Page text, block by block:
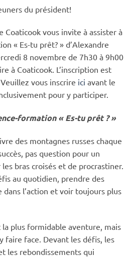
du président!
Coaticook vous invite à assister à
« Es-tu prêt? » d’Alexandre
8 novembre de 7h30 à 9h00
à Coaticook. L’inscription est
vous inscrire ici avant le
pour y participer.
formation « Es-tu prêt ? »
des montagnes russes chaque
pas question pour un
bras croisés et de procrastiner.
au quotidien, prendre des
l’action et voir toujours plus
la plus formidable aventure, mais
faire face. Devant les défis, les
les rebondissements qui